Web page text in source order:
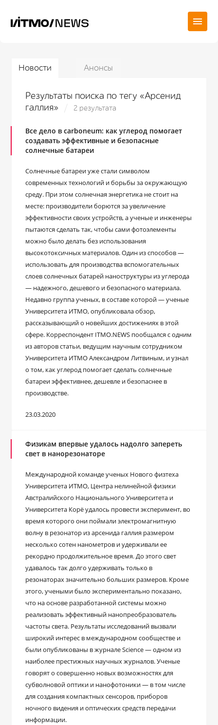
Новости Анонсы
Результаты поиска по тегу «Арсенид
галлия»
2 результата
Все дело в carboneum: как углерод помогает
создавать эффективные и безопасные
солнечные батареи
Солнечные батареи уже стали символом
современных технологий и борьбы за окружающую
среду. При этом солнечная энергетика не стоит на
месте: производители борются за увеличение
эффективности своих устройств, а ученые и инженеры
пытаются сделать так, чтобы сами фотоэлементы
можно было делать без использования
высокотоксичных материалов. Один из способов —
использовать для производства вспомогательных
слоев солнечных батарей наноструктуры из углерода
— надежного, дешевого и безопасного материала.
Недавно группа ученых, в составе которой — ученые
Университета ИТМО, опубликовала обзор,
рассказывающий о новейших достижениях в этой
сфере. Корреспондент ITMO.NEWS пообщался с одним
из авторов статьи, ведущим научным сотрудником
Университета ИТМО Александром Литвиным, и узнал
о том, как углерод помогает сделать солнечные
батареи эффективнее, дешевле и безопаснее в
производстве.
23.03.2020
Физикам впервые удалось надолго запереть
свет в нанорезонаторе
Международной команде ученых Нового физтеха
Университета ИТМО, Центра нелинейной физики
Австралийского Национального Университета и
Университета Корё удалось провести эксперимент, во
время которого они поймали электромагнитную
волну в резонатор из арсенида галлия размером
несколько сотен нанометров и удерживали ее
рекордно продолжительное время. До этого свет
удавалось так долго удерживать только в
резонаторах значительно больших размеров. Кроме
этого, учеными было экспериментально показано,
что на основе разработанной системы можно
реализовать эффективный нанопреобразователь
частоты света. Результаты исследований вызвали
широкий интерес в международном сообществе и
были опубликованы в журнале Science — одном из
наиболее престижных научных журналов. Ученые
говорят о совершенно новых возможностях для
субволновой оптики и нанофотоники — в том числе
для создания компактных сенсоров, приборов
ночного видения и оптических средств передачи
информации.